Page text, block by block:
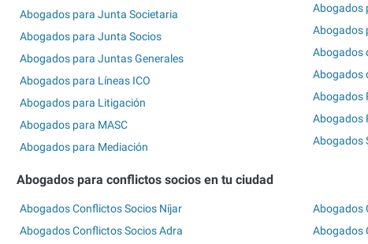
Abogados para Junta Societaria
Abogados para Junta Socios
Abogados para Juntas Generales
Abogados para Líneas ICO
Abogados para Litigación
Abogados para MASC
Abogados para Mediación
Abogados
Abogados
Abogados
Abogados
Abogados
Abogados
Abogados
Abogados para conflictos socios en tu ciudad
Abogados Conflictos Socios Níjar
Abogados Conflictos Socios Adra
Abogados
Abogados